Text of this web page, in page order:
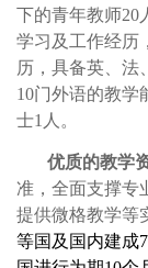
下的青年教师20
学习及工作经历，
历，具备英、法
10门外语的教学
士1 人。
优质的教学
准，全面支撑专
提供微格教学等
等国及国内建成7